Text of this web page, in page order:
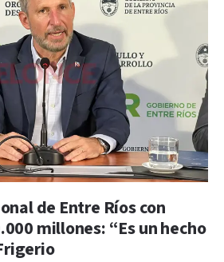
de Entre Ríos con
millones: “Es un hecho